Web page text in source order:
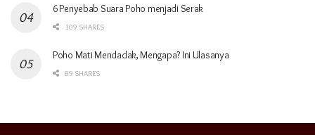
6 Penyebab Suara Poho menjadi Serak
109 SHARES
Poho Mati Mendadak, Mengapa? Ini Ulasanya
89 SHARES